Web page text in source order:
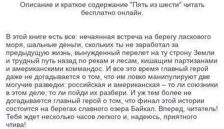
Описание и краткое содержание "Пять из шести" читать
бесплатно онлайн.
В этой книге есть все: нечаянная встреча на берегу ласкового
моря, шальные деньги, скольких ты не заработал за
предыдущую жизнь, вынужденный перелет на ту строну Земли
и трудный путь назад по рекам и лесам, кишащим партизанами
и американскими коммандос. И все это время главный герой
даже не догадывается о том, что им ловко манипулируют две
могучие разведки: российская и американская – то ли союзники
в этом деле, то ли пойди их разбери. И уж тем более не
догадывается главный герой о том, что финал этой истории
состоится на берегах славного озера Байкал. Вперед, читатель!
Тебя ждет несколько часов легкого и, надеюсь, приятного
чтива!